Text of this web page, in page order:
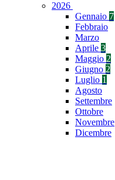
2026
Gennaio 7
Febbraio
Marzo
Aprile 3
Maggio 2
Giugno 2
Luglio 1
Agosto
Settembre
Ottobre
Novembre
Dicembre